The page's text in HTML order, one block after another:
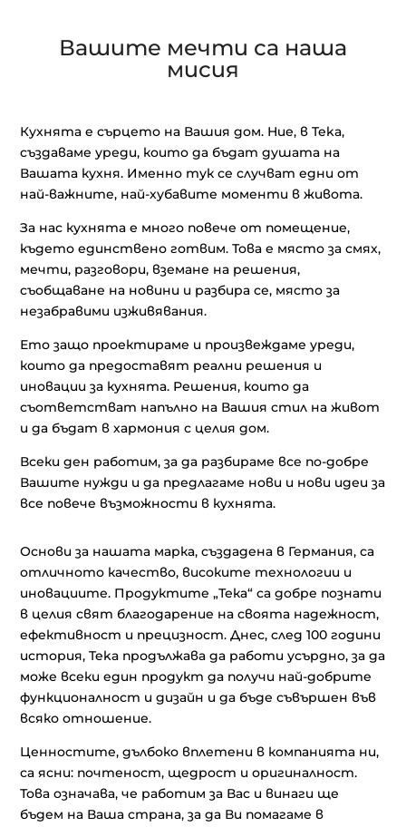
Вашите мечти са наша
мисия
Кухнята е сърцето на Вашия дом. Ние, в Teka,
създаваме уреди, които да бъдат душата на
Вашата кухня. Именно тук се случват едни от
най-важните, най-хубавите моменти в живота.
За нас кухнята е много повече от помещение,
където единствено готвим. Това е място за смях,
мечти, разговори, вземане на решения,
съобщаване на новини и разбира се, място за
незабравими изживявания.
Ето защо проектираме и произвеждаме уреди,
които да предоставят реални решения и
иновации за кухнята. Решения, които да
съответстват напълно на Вашия стил на живот
и да бъдат в хармония с целия дом.
Всеки ден работим, за да разбираме все по-добре
Вашите нужди и да предлагаме нови и нови идеи за
все повече възможности в кухнята.
Основи за нашата марка, създадена в Германия, са
отличното качество, високите технологии и
иновациите. Продуктите „Тека“ са добре познати
в целия свят благодарение на своята надежност,
ефективност и прецизност. Днес, след 100 години
история, Teka продължава да работи усърдно, за да
може всеки един продукт да получи най-добрите
функционалност и дизайн и да бъде съвършен във
всяко отношение.
Ценностите, дълбоко вплетени в компанията ни,
са ясни: почтеност, щедрост и оригиналност.
Това означава, че работим за Вас и винаги ще
бъдем на Ваша страна, за да Ви помагаме в